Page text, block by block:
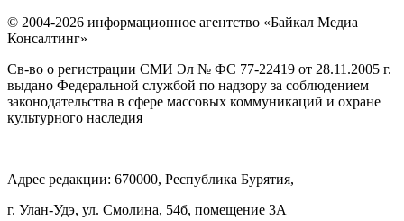
© 2004-2026 информационное агентство «Байкал Медиа
Консалтинг»
Св-во о регистрации СМИ Эл № ФС 77-22419 от 28.11.2005 г.
выдано Федеральной службой по надзору за соблюдением
законодательства в сфере массовых коммуникаций и охране
культурного наследия
Адрес редакции: 670000, Республика Бурятия,
г. Улан-Удэ, ул. Смолина, 54б, помещение 3А